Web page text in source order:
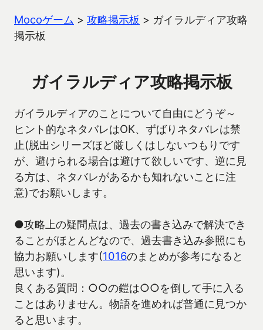
Mocoゲーム > 攻略掲示板 > ガイラルディア攻略
掲示板
ガイラルディア攻略掲示板
ガイラルディアのことについて自由にどうぞ～
ヒント的なネタバレはOK、ずばりネタバレは禁
止(脱出シリーズほど厳しくはしないつもりです
が、避けられる場合は避けて欲しいです、逆に見
る方は、ネタバレがあるかも知れないことに注
意)でお願いします。
●攻略上の疑問点は、過去の書き込みで解決でき
ることがほとんどなので、過去書き込み参照にも
協力お願いします(1016のまとめが参考になると
思います)。
良くある質問：○○の鎧は○○を倒して手に入る
ことはありません。物語を進めれば普通に見つか
ると思います。